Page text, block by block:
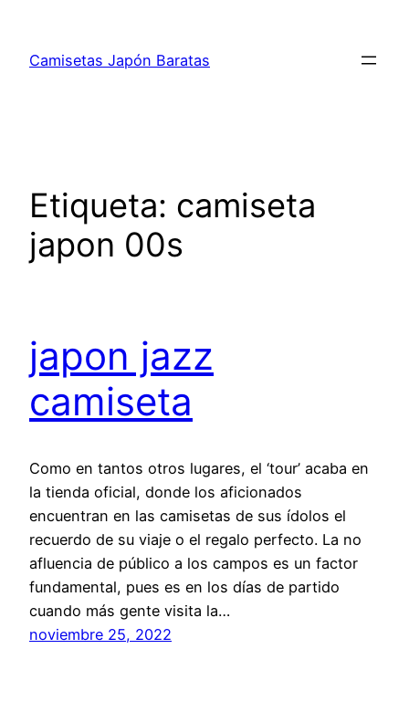
contenido
Camisetas Japón Baratas
Etiqueta: camiseta
japon 00s
japon jazz
camiseta
Como en tantos otros lugares, el ‘tour’ acaba en
la tienda oficial, donde los aficionados
encuentran en las camisetas de sus ídolos el
recuerdo de su viaje o el regalo perfecto. La no
afluencia de público a los campos es un factor
fundamental, pues es en los días de partido
cuando más gente visita la…
noviembre 25, 2022